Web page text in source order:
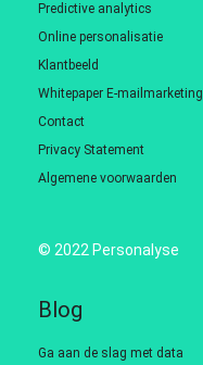
Predictive analytics
Online personalisatie
Klantbeeld
Whitepaper E-mailmarketing
Contact
Privacy Statement
Algemene voorwaarden
© 2022 Personalyse
Blog
Ga aan de slag met data